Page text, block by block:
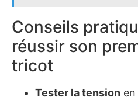
Conseils
réussir son
tricot
Tester la tension